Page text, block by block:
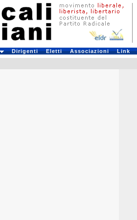
Dirigenti Eletti Associazioni Link